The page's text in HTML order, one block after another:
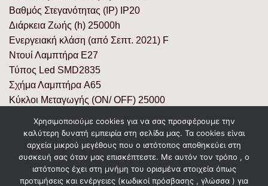
Βαθμός Στεγανότητας (IP) IP20
Διάρκεια Ζωής (h) 25000h
Ενεργειακή κλάση (από Σεπτ. 2021) F
Ντουί Λαμπτήρα E27
Τύπος Led SMD2835
Σχήμα Λαμπτήρα A65
Κύκλοι Μεταγωγής (ON/ OFF) 25000
Χρόνος Έναυσης (sec) 0,5 sec
65mm
Ύψος (mm) 128mm
Μεικτό Βάρος Προϊόντος (Kg) 0,066
Χρησιμοποιούμε cookies για να σας προσφέρουμε την
καλύτερη δυνατή εμπειρία στη σελίδα μας. Τα cookies είναι
αρχεία μικρού μεγέθους που ο ιστότοπος αποθηκεύει στη
συσκευή σας όταν μας επισκέπτεστε. Με αυτόν τον τρόπο , ο
ιστότοπος έχει στη μνήμη του ορισμένα στοιχεία όπως
προτιμήσεις και ενέργειες (κωδικοί πρόσβασης , γλώσσα ) για